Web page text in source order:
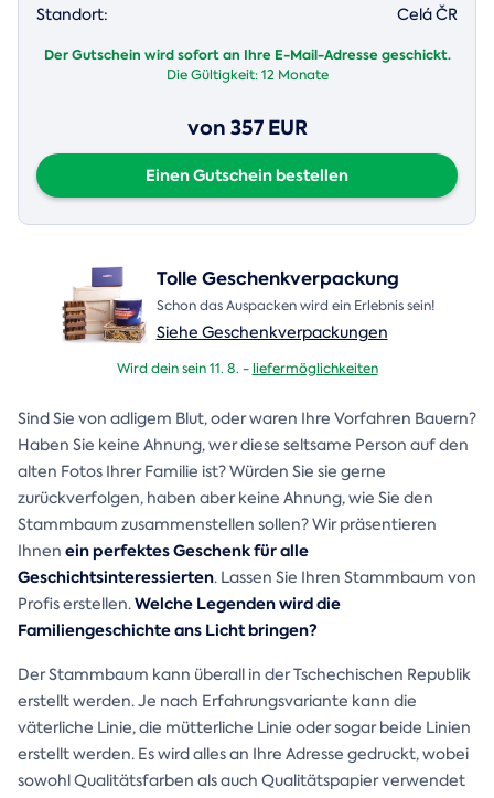
Standort: Celá ČR
Der Gutschein wird sofort an Ihre E-Mail-Adresse geschickt.
Die Gültigkeit:12 Monate
von 357 EUR
Einen Gutschein bestellen
Tolle Geschenkverpackung
Schon das Auspacken wird ein Erlebnis sein!
Siehe Geschenkverpackungen
Wird dein sein 11. 8. -liefermöglichkeiten
Sind Sie von adligem Blut, oder waren Ihre Vorfahren Bauern?
Haben Sie keine Ahnung, wer diese seltsame Person auf den
alten Fotos Ihrer Familie ist? Würden Sie sie gerne
zurückverfolgen, haben aber keine Ahnung, wie Sie den
Stammbaum zusammenstellen sollen? Wir präsentieren
Ihnen ein perfektes Geschenk für alle
Geschichtsinteressierten. Lassen Sie Ihren Stammbaum von
Profis erstellen.Welche Legenden wird die
Familiengeschichte ans Licht bringen?
Der Stammbaum kann überall in der Tschechischen Republik
erstellt werden. Je nach Erfahrungsvariante kann die
väterliche Linie, die mütterliche Linie oder sogar beide Linien
erstellt werden. Es wird alles an Ihre Adresse gedruckt, wobei
sowohl Qualitätsfarben als auch Qualitätspapier verwendet